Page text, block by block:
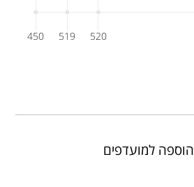
450 519 520
הוספה למועדפים